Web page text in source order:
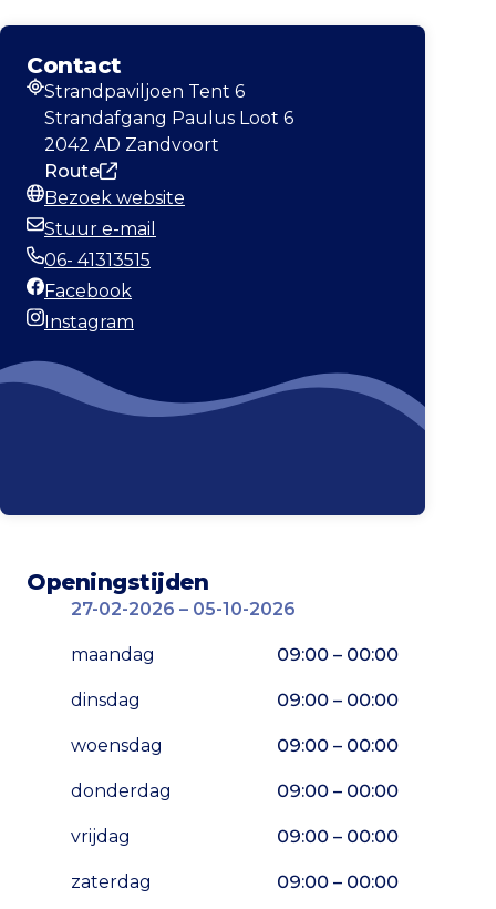
Contact
Adres
Strandpaviljoen Tent 6
Strandafgang Paulus Loot 6
2042 AD Zandvoort
Route
Website
Bezoek website
E-mailadres
Stuur e-mail
Telefoonnummer
06- 41313515
Facebook
Facebook
Instagram
Instagram
Openingstijden
27-02-2026 – 05-10-2026
maandag 09:00 – 00:00
dinsdag 09:00 – 00:00
woensdag 09:00 – 00:00
donderdag 09:00 – 00:00
vrijdag 09:00 – 00:00
zaterdag 09:00 – 00:00